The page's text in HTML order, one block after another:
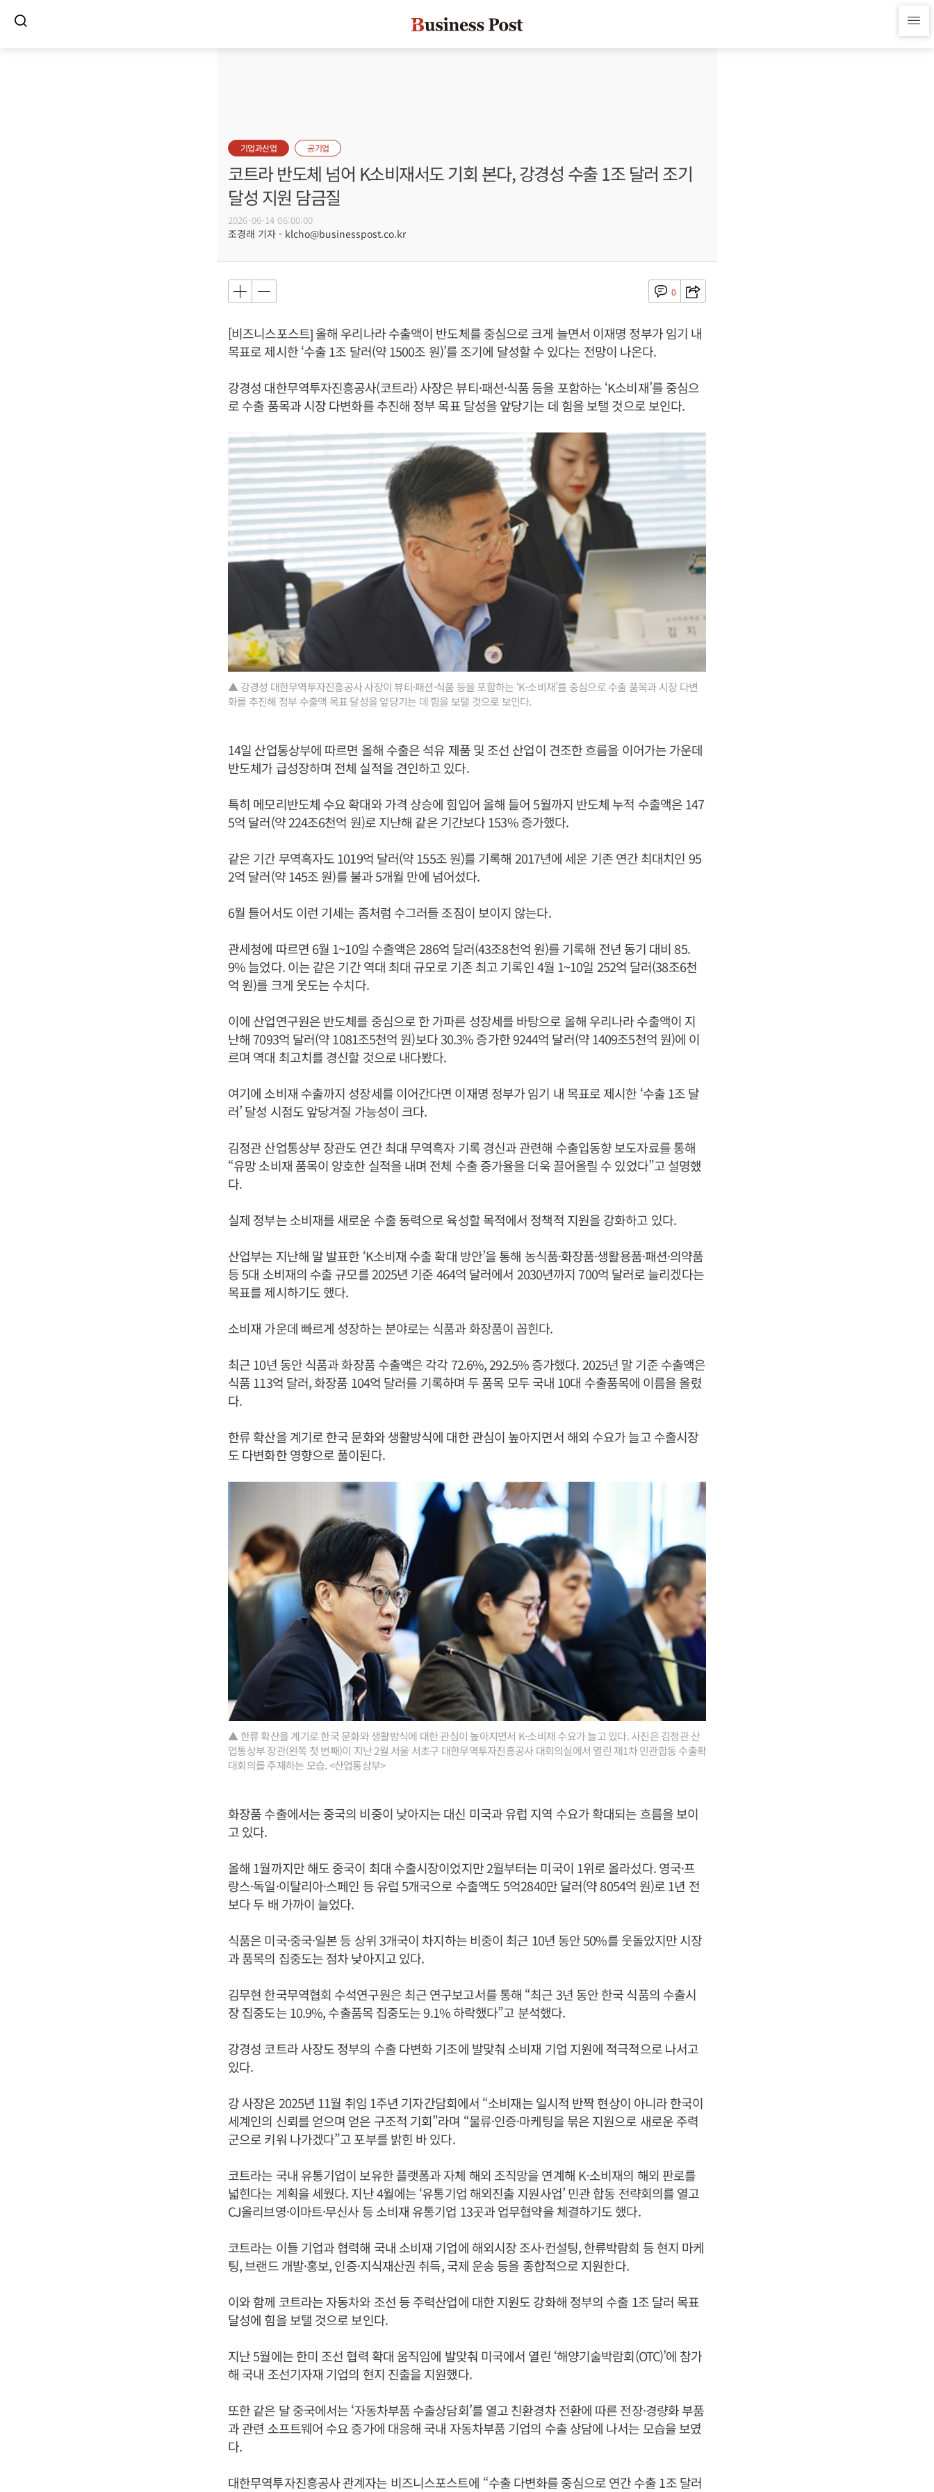
기업과산업 공기업
코트라 반도체 넘어 K소비재서도 기회 본다, 강경성 수출 1조 달러 조기
달성 지원 담금질
2026-06-14 06:00:00
조경래 기자 - klcho@businesspost.co.kr
0
[비즈니스포스트] 올해 우리나라 수출액이 반도체를 중심으로 크게 늘면서 이재명 정부가 임기 내
목표로 제시한 ‘수출 1조 달러(약 1500조 원)’를 조기에 달성할 수 있다는 전망이 나온다.
강경성 대한무역투자진흥공사(코트라) 사장은 뷰티·패션·식품 등을 포함하는 ‘K소비재’를 중심으
로 수출 품목과 시장 다변화를 추진해 정부 목표 달성을 앞당기는 데 힘을 보탤 것으로 보인다.
▲ 강경성 대한무역투자진흥공사 사장이 뷰티·패션·식품 등을 포함하는 ‘K-소비재’를 중심으로 수출 품목과 시장 다변
화를 추진해 정부 수출액 목표 달성을 앞당기는 데 힘을 보탤 것으로 보인다.
14일 산업통상부에 따르면 올해 수출은 석유 제품 및 조선 산업이 견조한 흐름을 이어가는 가운데
반도체가 급성장하며 전체 실적을 견인하고 있다.
특히 메모리반도체 수요 확대와 가격 상승에 힘입어 올해 들어 5월까지 반도체 누적 수출액은 147
5억 달러(약 224조6천억 원)로 지난해 같은 기간보다 153% 증가했다.
같은 기간 무역흑자도 1019억 달러(약 155조 원)를 기록해 2017년에 세운 기존 연간 최대치인 95
2억 달러(약 145조 원)를 불과 5개월 만에 넘어섰다.
6월 들어서도 이런 기세는 좀처럼 수그러들 조짐이 보이지 않는다.
관세청에 따르면 6월 1~10일 수출액은 286억 달러(43조8천억 원)를 기록해 전년 동기 대비 85.
9% 늘었다. 이는 같은 기간 역대 최대 규모로 기존 최고 기록인 4월 1~10일 252억 달러(38조6천
억 원)를 크게 웃도는 수치다.
이에 산업연구원은 반도체를 중심으로 한 가파른 성장세를 바탕으로 올해 우리나라 수출액이 지
난해 7093억 달러(약 1081조5천억 원)보다 30.3% 증가한 9244억 달러(약 1409조5천억 원)에 이
르며 역대 최고치를 경신할 것으로 내다봤다.
여기에 소비재 수출까지 성장세를 이어간다면 이재명 정부가 임기 내 목표로 제시한 ‘수출 1조 달
러’ 달성 시점도 앞당겨질 가능성이 크다.
김정관 산업통상부 장관도 연간 최대 무역흑자 기록 경신과 관련해 수출입동향 보도자료를 통해
“유망 소비재 품목이 양호한 실적을 내며 전체 수출 증가율을 더욱 끌어올릴 수 있었다”고 설명했
다.
실제 정부는 소비재를 새로운 수출 동력으로 육성할 목적에서 정책적 지원을 강화하고 있다.
산업부는 지난해 말 발표한 ‘K소비재 수출 확대 방안’을 통해 농식품·화장품·생활용품·패션·의약품
등 5대 소비재의 수출 규모를 2025년 기준 464억 달러에서 2030년까지 700억 달러로 늘리겠다는
목표를 제시하기도 했다.
소비재 가운데 빠르게 성장하는 분야로는 식품과 화장품이 꼽힌다.
최근 10년 동안 식품과 화장품 수출액은 각각 72.6%, 292.5% 증가했다. 2025년 말 기준 수출액은
식품 113억 달러, 화장품 104억 달러를 기록하며 두 품목 모두 국내 10대 수출품목에 이름을 올렸
다.
한류 확산을 계기로 한국 문화와 생활방식에 대한 관심이 높아지면서 해외 수요가 늘고 수출시장
도 다변화한 영향으로 풀이된다.
▲ 한류 확산을 계기로 한국 문화와 생활방식에 대한 관심이 높아지면서 K-소비재 수요가 늘고 있다. 사진은 김정관 산
업통상부 장관(왼쪽 첫 번째)이 지난 2월 서울 서초구 대한무역투자진흥공사 대회의실에서 열린 제1차 민관합동 수출확
대회의를 주재하는 모습. <산업통상부>
화장품 수출에서는 중국의 비중이 낮아지는 대신 미국과 유럽 지역 수요가 확대되는 흐름을 보이
고 있다.
올해 1월까지만 해도 중국이 최대 수출시장이었지만 2월부터는 미국이 1위로 올라섰다. 영국·프
랑스·독일·이탈리아·스페인 등 유럽 5개국으로 수출액도 5억2840만 달러(약 8054억 원)로 1년 전
보다 두 배 가까이 늘었다.
식품은 미국·중국·일본 등 상위 3개국이 차지하는 비중이 최근 10년 동안 50%를 웃돌았지만 시장
과 품목의 집중도는 점차 낮아지고 있다.
김무현 한국무역협회 수석연구원은 최근 연구보고서를 통해 “최근 3년 동안 한국 식품의 수출시
장 집중도는 10.9%, 수출품목 집중도는 9.1% 하락했다”고 분석했다.
강경성 코트라 사장도 정부의 수출 다변화 기조에 발맞춰 소비재 기업 지원에 적극적으로 나서고
있다.
강 사장은 2025년 11월 취임 1주년 기자간담회에서 “소비재는 일시적 반짝 현상이 아니라 한국이
세계인의 신뢰를 얻으며 얻은 구조적 기회”라며 “물류·인증·마케팅을 묶은 지원으로 새로운 주력
군으로 키워 나가겠다”고 포부를 밝힌 바 있다.
코트라는 국내 유통기업이 보유한 플랫폼과 자체 해외 조직망을 연계해 K-소비재의 해외 판로를
넓힌다는 계획을 세웠다. 지난 4월에는 ‘유통기업 해외진출 지원사업’ 민관 합동 전략회의를 열고
CJ올리브영·이마트·무신사 등 소비재 유통기업 13곳과 업무협약을 체결하기도 했다.
코트라는 이들 기업과 협력해 국내 소비재 기업에 해외시장 조사·컨설팅, 한류박람회 등 현지 마케
팅, 브랜드 개발·홍보, 인증·지식재산권 취득, 국제 운송 등을 종합적으로 지원한다.
이와 함께 코트라는 자동차와 조선 등 주력산업에 대한 지원도 강화해 정부의 수출 1조 달러 목표
달성에 힘을 보탤 것으로 보인다.
지난 5월에는 한미 조선 협력 확대 움직임에 발맞춰 미국에서 열린 ‘해양기술박람회(OTC)’에 참가
해 국내 조선기자재 기업의 현지 진출을 지원했다.
또한 같은 달 중국에서는 ‘자동차부품 수출상담회’를 열고 친환경차 전환에 따른 전장·경량화 부품
과 관련 소프트웨어 수요 증가에 대응해 국내 자동차부품 기업의 수출 상담에 나서는 모습을 보였
다.
대한무역투자진흥공사 관계자는 비즈니스포스트에 “수출 다변화를 중심으로 연간 수출 1조 달러